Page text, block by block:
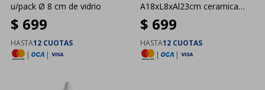
u/pack Ø 8 cm de vidrio
$ 699
HASTA12 CUOTAS
|
|
A18xL8xAl23cm ceramica
blanco
$ 699
HASTA12 CUOTAS
|
|